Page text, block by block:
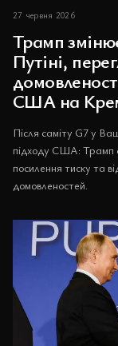
27 червня 2026
Трамп
Путіні,
США на
Після саміту G7 у
підходу США: Трамп
посилення тиску та
домовленостей.